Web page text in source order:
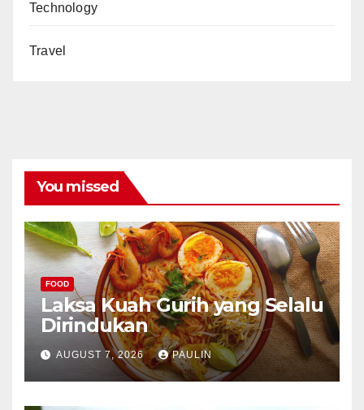
Technology
Travel
You missed
FOOD
Laksa Kuah Gurih yang Selalu
Dirindukan
AUGUST 7, 2026 PAULIN